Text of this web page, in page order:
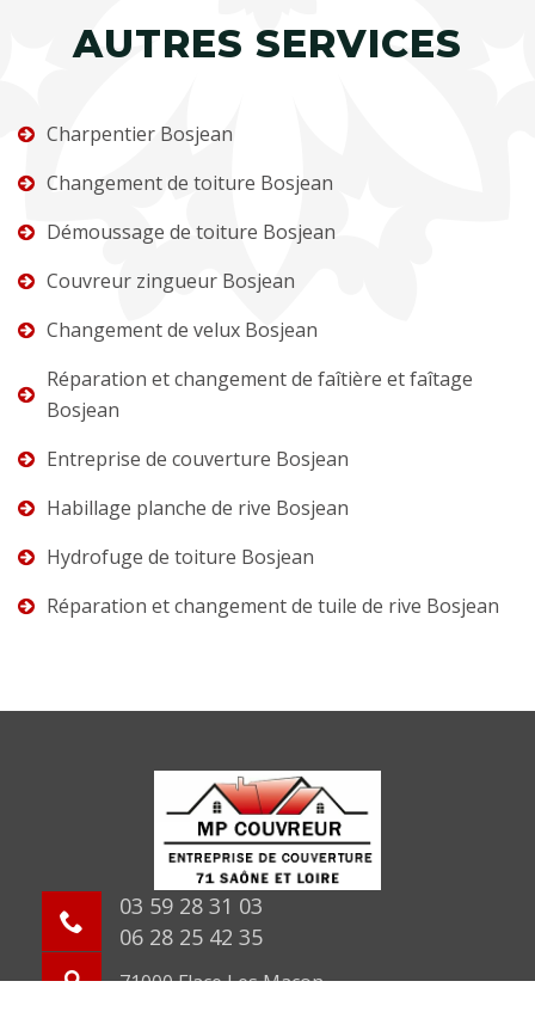
AUTRES SERVICES
Charpentier Bosjean
Changement de toiture Bosjean
Démoussage de toiture Bosjean
Couvreur zingueur Bosjean
Changement de velux Bosjean
Réparation et changement de faîtière et faîtage
Bosjean
Entreprise de couverture Bosjean
Habillage planche de rive Bosjean
Hydrofuge de toiture Bosjean
Réparation et changement de tuile de rive Bosjean
03 59 28 31 03
06 28 25 42 35
71000 Flace Les Macon